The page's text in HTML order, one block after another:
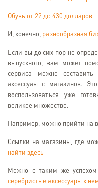
Обувь от 22 до 430 долларов
И, конечно, разнообразная
Если вы до сих пор не
выпускного, вам может
сервиса можно
аксессуаы с магазинов.
воспользоваться уже
великое множество.
Например, можно прийти на
Ссылки на магазины, где
найти здесь
Можно с таким же
серебристые аксессуары к